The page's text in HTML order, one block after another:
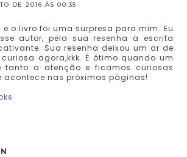
DE 2016 ÀS 00:35
e o livro foi uma surpresa para mim. Eu
autor, pela sua resenha a escrita
Sua resenha deixou um ar de
agora,kkk. É ótimo quando um
tanto a atenção e ficamos curiosas
acontece nas próximas páginas!